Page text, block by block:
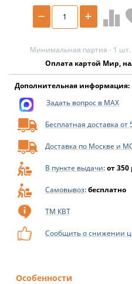
+
−
Минимальная партия - 1 шт.
Оплата картой Мир,
Дополнительная информация:
Задать вопрос в MAX
Бесплатная доставка от
Доставка по Москве и
В пункте выдачи:от 350
Самовывоз:бесплатно
ТМ КВТ
Сообщить о снижении
Особенности